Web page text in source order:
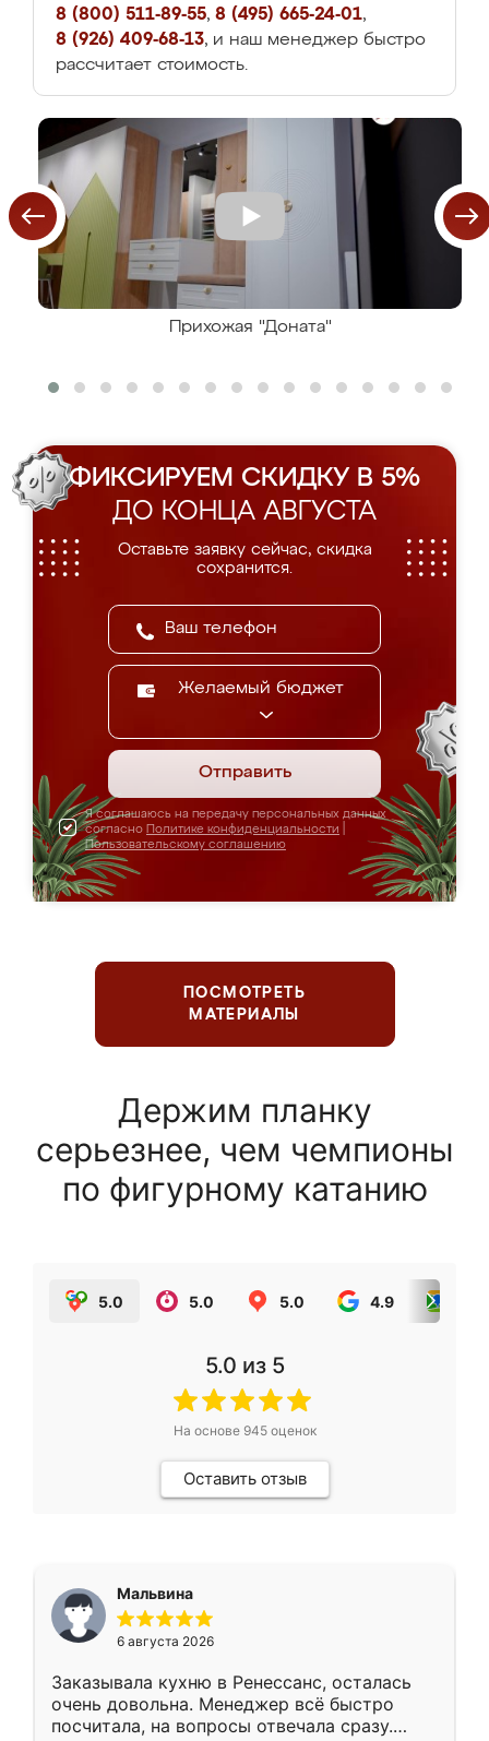
8 (800) 511-89-55, 8 (495) 665-24-01,
8 (926) 409-68-13, и наш менеджер быстро
рассчитает стоимость.
Прихожая "Доната"
ФИКСИРУЕМ СКИДКУ В 5%
ДО КОНЦА АВГУСТА
Оставьте заявку сейчас, скидка
сохранится.
Желаемый бюджет
Отправить
Я соглашаюсь на передачу персональных данных
согласно Политике конфиденциальности
Пользовательскому соглашению
ПОСМОТРЕТЬ
МАТЕРИАЛЫ
Держим планку
серьезнее, чем чемпионы
по фигурному катанию
5.0 5.0 5.0 4.9
5.0 из 5
На основе 945оценок
Оставить отзыв
Мальвина
6 августа 2026
Заказывала кухню в Ренессанс, осталась
очень довольна. Менеджер всё быстро
посчитала, на вопросы отвечала сразу.